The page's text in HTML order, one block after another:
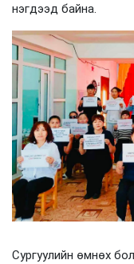
нэгдээд байна.
Сургуулийн өмнөх